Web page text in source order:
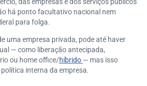
há ponto facultativo nacional nem
para folga.
uma empresa privada, pode até haver
— como liberação antecipada,
ou home office/híbrido — mas isso
interna da empresa.